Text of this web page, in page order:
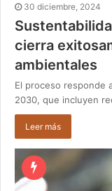
30 diciembre, 2024
cierra
ambientales
El proceso responde
2030, que incluyen
Leer más